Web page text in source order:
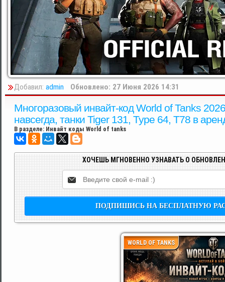
Добавил: admin Обновлено: 27 Июня 2026 14:31
Многоразовый инвайт-код World of Tanks
навсегда, танки Tiger 131, Type 64, T78 в
В разделе: Инвайт коды World of tanks
ХОЧЕШЬ МГНОВЕННО УЗНАВАТЬ О
WORLD OF TANKS